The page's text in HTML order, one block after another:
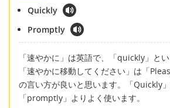
Quickly
Promptly
「速やかに」は英語で、「quickly」と
「速やかに移動してください」は「
の言い方が良いと思います。「Quickly
「promptly」よりよく使います。